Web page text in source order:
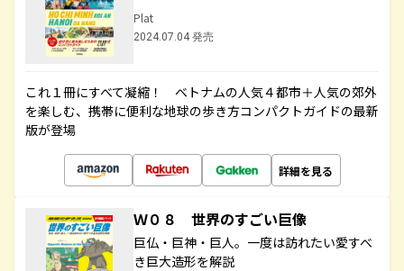
Plat
2024.07.04 発売
これ１冊にすべて凝縮！ ベトナムの人気４都市＋人気の郊外
を楽しむ、携帯に便利な地球の歩き方コンパクトガイドの最新
版が登場
詳細を見る
Ｗ０８ 世界のすごい巨像
巨仏・巨神・巨人。一度は訪れたい愛すべ
き巨大造形を解説